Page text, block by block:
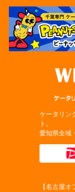
ケータリン
ト。
愛知県全域
【名古屋オ